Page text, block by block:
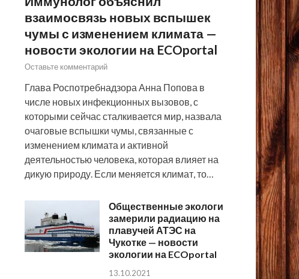
взаимосвязь новых вспышек
чумы с изменением климата —
новости экологии на ECOportal
Оставьте комментарий
Глава Роспотребнадзора Анна Попова в
числе новых инфекционных вызовов, с
которыми сейчас сталкивается мир, назвала
очаговые вспышки чумы, связанные с
изменением климата и активной
деятельностью человека, которая влияет на
дикую природу. Если меняется климат, то…
Общественные экологи
замерили радиацию на
плавучей АТЭС на
Чукотке — новости
экологии на ECOportal
13.10.2021